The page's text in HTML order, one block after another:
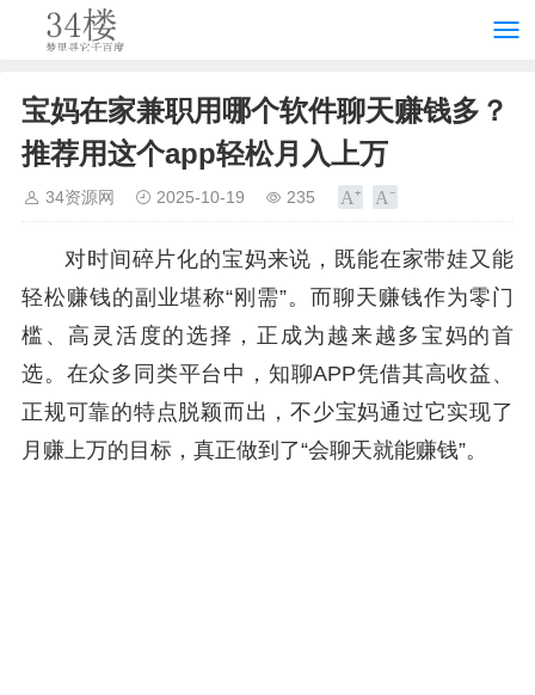
宝妈在家兼职用哪个软件聊天赚钱多？
推荐用这个app轻松月入上万
34资源网 2025-10-19 235
对时间碎片化的宝妈来说，既能在家带娃又能
轻松赚钱的副业堪称“刚需”。而聊天赚钱作为零门
槛、高灵活度的选择，正成为越来越多宝妈的首
选。在众多同类平台中，知聊APP凭借其高收益、
正规可靠的特点脱颖而出，不少宝妈通过它实现了
月赚上万的目标，真正做到了“会聊天就能赚钱”。